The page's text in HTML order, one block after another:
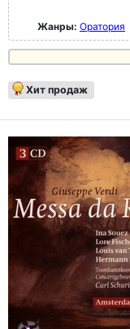
Жанры: Оратория
Хит продаж